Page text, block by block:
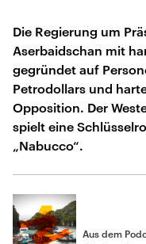
Die Regierung um
Aserbaidschan mit
gegründet auf
Petrodollars und
Opposition. Der
spielt eine
„Nabucco“.
Aus dem